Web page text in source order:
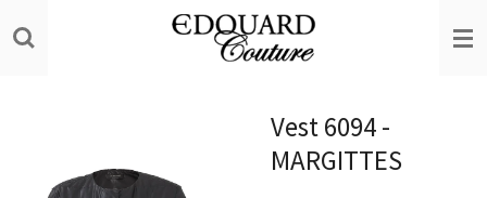
direct
Vest 6094 -
MARGITTES